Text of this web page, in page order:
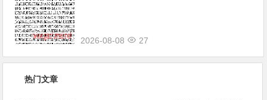
2026-08-08 27
热门文章